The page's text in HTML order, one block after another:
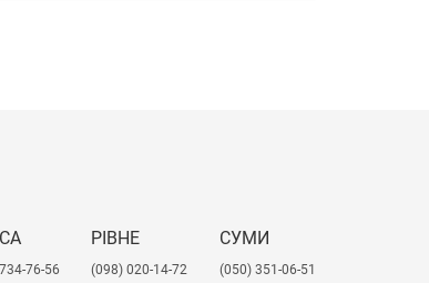
76-56
РІВНЕ
(098) 020-14-72
СУМИ
(050) 351-06-51